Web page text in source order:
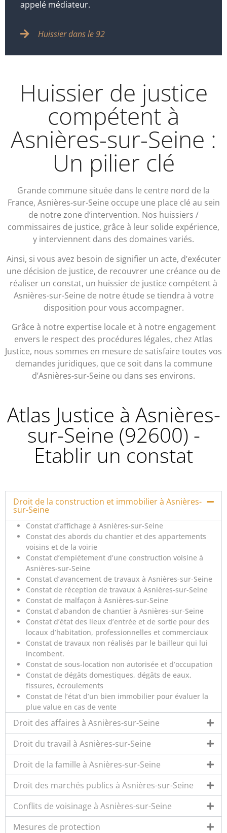
appelé médiateur.
Huissier dans le 92
Huissier de justice
compétent à
Asnières-sur-Seine :
Un pilier clé
Grande commune située dans le centre nord de la
France, Asnières-sur-Seine occupe une place clé au sein
de notre zone d’intervention. Nos huissiers /
commissaires de justice, grâce à leur solide expérience,
y interviennent dans des domaines variés.
Ainsi, si vous avez besoin de signifier un acte, d’exécuter
une décision de justice, de recouvrer une créance ou de
réaliser un constat, un huissier de justice compétent à
Asnières-sur-Seine de notre étude se tiendra à votre
disposition pour vous accompagner.
Grâce à notre expertise locale et à notre engagement
envers le respect des procédures légales, chez Atlas
Justice, nous sommes en mesure de satisfaire toutes vos
demandes juridiques, que ce soit dans la commune
d’Asnières-sur-Seine ou dans ses environs.
Atlas Justice à Asnières-
sur-Seine (92600) -
Etablir un constat
Droit de la construction et immobilier à Asnières-
sur-Seine
Constat d’affichage à Asnières-sur-Seine
Constat des abords du chantier et des appartements
voisins et de la voirie
Constat d’empiétement d’une construction voisine à
Asnières-sur-Seine
Constat d’avancement de travaux à Asnières-sur-Seine
Constat de réception de travaux à Asnières-sur-Seine
Constat de malfaçon à Asnières-sur-Seine
Constat d’abandon de chantier à Asnières-sur-Seine
Constat d’état des lieux d’entrée et de sortie pour des
locaux d’habitation, professionnelles et commerciaux
Constat de travaux non réalisés par le bailleur qui lui
incombent.
Constat de sous-location non autorisée et d’occupation
Constat de dégâts domestiques, dégâts de eaux,
fissures, écroulements
Constat de l’état d’un bien immobilier pour évaluer la
plue value en cas de vente
Droit des affaires à Asnières-sur-Seine
Droit du travail à Asnières-sur-Seine
Droit de la famille à Asnières-sur-Seine
Droit des marchés publics à Asnières-sur-Seine
Conflits de voisinage à Asnières-sur-Seine
Mesures de protection